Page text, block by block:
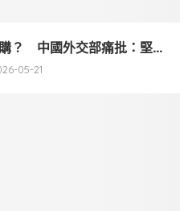
？ 中國外交部痛批：堅...
05-21